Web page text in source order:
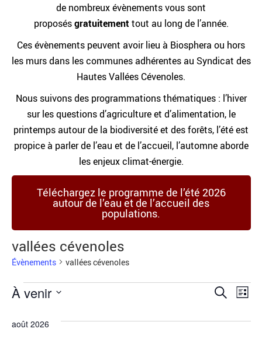
de nombreux évènements vous sont
proposésgratuitement tout au long de l’année.
Ces évènements peuvent avoir lieu à Biosphera ou hors
les murs dans les communes adhérentes au Syndicat des
Hautes Vallées Cévenoles.
Nous suivons des programmations thématiques : l’hiver
sur les questions d’agriculture et d’alimentation, le
printemps autour de la biodiversité et des forêts, l’été est
propice à parler de l’eau et de l’accueil, l’automne aborde
les enjeux climat-énergie.
Téléchargez le programme de l’été 2026
autour de l’eau et de l’accueil des
populations.
vallées cévenoles
Évènements vallées cévenoles
et
Recherche
Liste
À venir
date.
août 2026